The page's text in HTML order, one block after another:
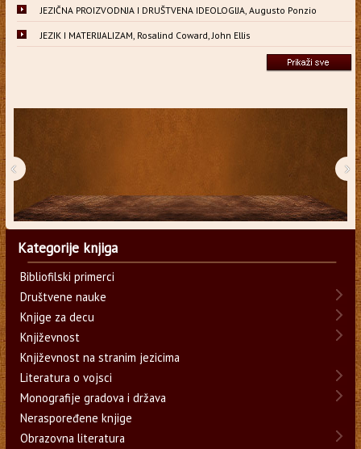
JEZIČNA PROIZVODNJA I DRUŠTVENA IDEOLOGIJA, Augusto Ponzio
JEZIK I MATERIJALIZAM, Rosalind Coward, John Ellis
‹ ›
Kategorije knjiga
Bibliofilski primerci
Društvene nauke
Knjige za decu
Književnost
Književnost na stranim jezicima
Literatura o vojsci
Monografije gradova i država
Neraspoređene knjige
Obrazovna literatura